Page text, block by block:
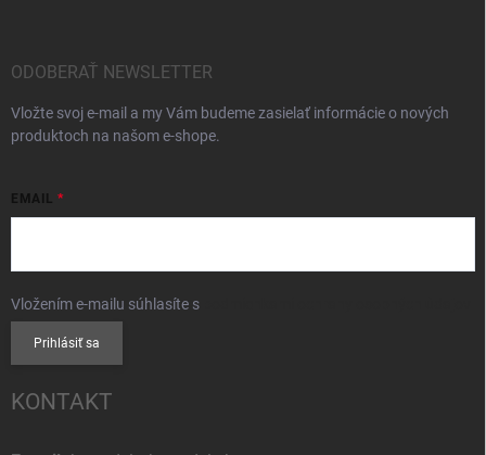
ODOBERAŤ NEWSLETTER
Vložte svoj e-mail a my Vám budeme zasielať informácie o nových
produktoch na našom e-shope.
EMAIL
Vložením e-mailu súhlasíte s
Prihlásiť sa
KONTAKT